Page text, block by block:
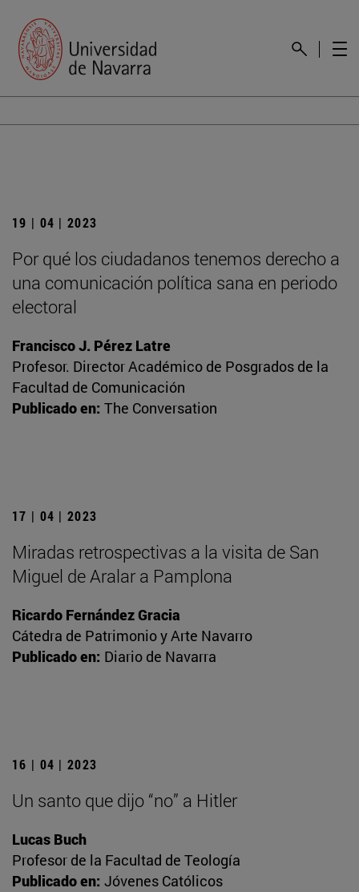
19 | 04 | 2023
Por qué los ciudadanos tenemos derecho a
una comunicación política sana en periodo
electoral
Francisco J. Pérez Latre
Profesor. Director Académico de Posgrados de la
Facultad de Comunicación
Publicado en: The Conversation
17 | 04 | 2023
Miradas retrospectivas a la visita de San
Miguel de Aralar a Pamplona
Ricardo Fernández Gracia
Cátedra de Patrimonio y Arte Navarro
Publicado en: Diario de Navarra
16 | 04 | 2023
Un santo que dijo “no” a Hitler
Lucas Buch
Profesor de la Facultad de Teología
Publicado en: Jóvenes Católicos